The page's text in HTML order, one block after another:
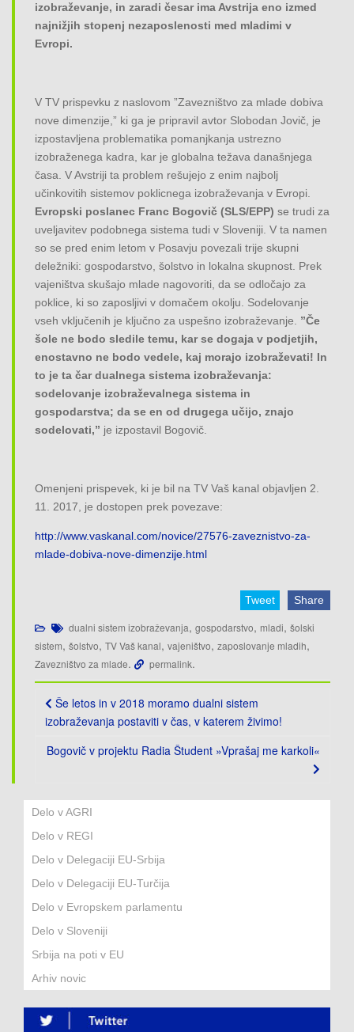
izobraževanje, in zaradi česar ima Avstrija eno izmed
najnižjih stopenj nezaposlenosti med mladimi v
Evropi.
V TV prispevku z naslovom ”Zavezništvo za mlade dobiva
nove dimenzije,” ki ga je pripravil avtor Slobodan Jovič, je
izpostavljena problematika pomanjkanja ustrezno
izobraženega kadra, kar je globalna težava današnjega
časa. V Avstriji ta problem rešujejo z enim najbolj
učinkovitih sistemov poklicnega izobraževanja v Evropi.
Evropski poslanec Franc Bogovič (SLS/EPP) se trudi za
uveljavitev podobnega sistema tudi v Sloveniji. V ta namen
so se pred enim letom v Posavju povezali trije skupni
deležniki: gospodarstvo, šolstvo in lokalna skupnost. Prek
vajeništva skušajo mlade nagovoriti, da se odločajo za
poklice, ki so zaposljivi v domačem okolju. Sodelovanje
vseh vključenih je ključno za uspešno izobraževanje. ”Če
šole ne bodo sledile temu, kar se dogaja v podjetjih,
enostavno ne bodo vedele, kaj morajo izobraževati! In
to je ta čar dualnega sistema izobraževanja:
sodelovanje izobraževalnega sistema in
gospodarstva; da se en od drugega učijo, znajo
sodelovati,” je izpostavil Bogovič.
Omenjeni prispevek, ki je bil na TV Vaš kanal objavljen 2.
11. 2017, je dostopen prek povezave:
http://www.vaskanal.com/novice/27576-zaveznistvo-za-
mlade-dobiva-nove-dimenzije.html
Tweet Share
dualni sistem izobraževanja, gospodarstvo, mladi, šolski
sistem, šolstvo, TV Vaš kanal, vajeništvo, zaposlovanje mladih,
Zavezništvo za mlade. permalink.
Post
navigation
Še letos in v 2018 moramo dualni sistem
izobraževanja postaviti v čas, v katerem živimo!
Bogovič v projektu Radia Študent »Vprašaj me karkoli«
Delo v AGRI
Delo v REGI
Delo v Delegaciji EU-Srbija
Delo v Delegaciji EU-Turčija
Delo v Evropskem parlamentu
Delo v Sloveniji
Srbija na poti v EU
Arhiv novic